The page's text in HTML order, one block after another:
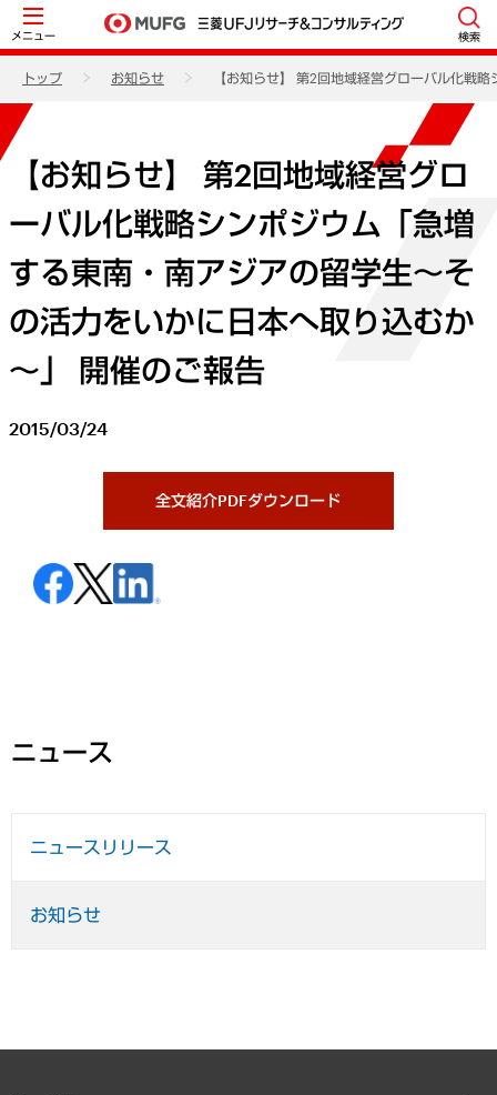
メニュー 検索
トップ お知らせ 【お知らせ】 第2回地域経営グローバル化戦
【お知らせ】 第2回地域経営グロ
ーバル化戦略シンポジウム「急増
する東南・南アジアの留学生～そ
の活力をいかに日本へ取り込むか
～」 開催のご報告
2015/03/24
全文紹介PDFダウンロード
ニュース
ニュースリリース
お知らせ